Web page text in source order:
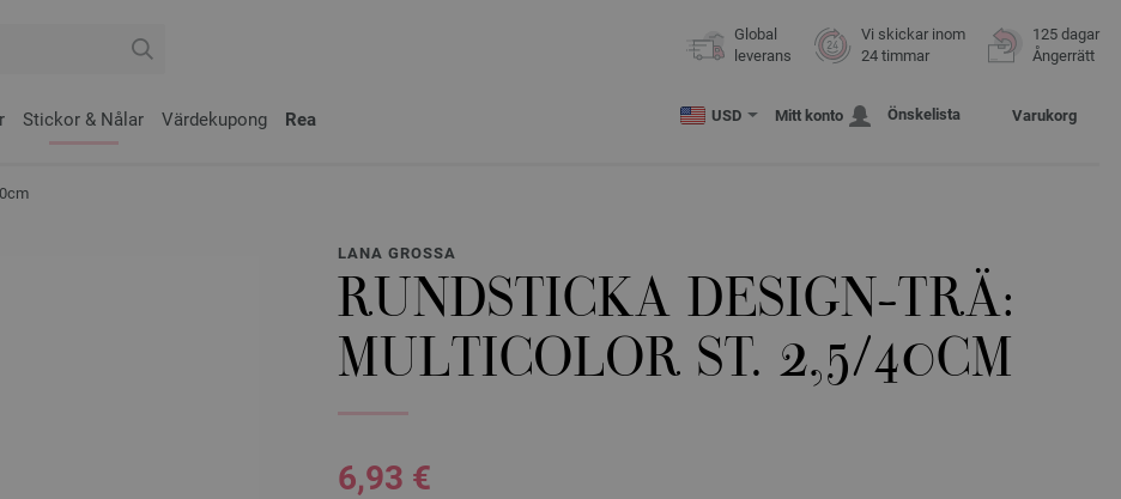
Global
leverans
Vi skickar inom
24 timmar
125 dagar
Ångerrätt
Stickor & Nålar Värdekupong Rea USD Mitt konto Önskelista Varukorg
LANA GROSSA
RUNDSTICKA DESIGN-TRÄ:
MULTICOLOR ST. 2,5/40CM
6,93 €